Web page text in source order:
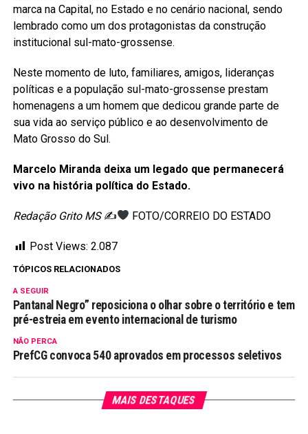
marca na Capital, no Estado e no cenário nacional, sendo
lembrado como um dos protagonistas da construção
institucional sul-mato-grossense.
Neste momento de luto, familiares, amigos, lideranças
políticas e a população sul-mato-grossense prestam
homenagens a um homem que dedicou grande parte de
sua vida ao serviço público e ao desenvolvimento de
Mato Grosso do Sul.
Marcelo Miranda deixa um legado que permanecerá
vivo na história política do Estado.
Redação Grito MS✍ FOTO/CORREIO DO ESTADO
Post Views: 2.087
TÓPICOS RELACIONADOS
A SEGUIR
Pantanal Negro” reposiciona o olhar sobre o território e tem
pré-estreia em evento internacional de turismo
NÃO PERCA
PrefCG convoca 540 aprovados em processos seletivos
MAIS DESTAQUES